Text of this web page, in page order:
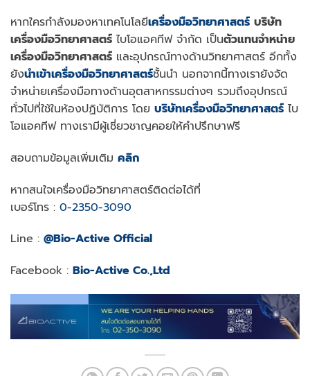
หากใครกำลังมองหาเทคโนโลยีเครื่องมือวิทยาศาสตร์ บริษัท
เครื่องมือวิทยาศาสตร์ ไบโอแอคทีฟ จำกัด เป็นตัวแทนจำหน่าย
เครื่องมือวิทยาศาสตร์ และอุปกรณ์ทางด้านวิทยาศาสตร์ อีกทั้ง
ยังนำเข้าเครื่องมือวิทยาศาสตร์ชั้นนำ นอกจากนี้ทางเรายังจัด
จำหน่ายเครื่องมือทางด้านอุตสาหกรรมต่างๆ รวมถึงอุปกรณ์
ทั่วไปที่ใช้ในห้องปฏิบัติการ โดย บริษัทเครื่องมือวิทยาศาสตร์ ไบ
โอแอคทีฟ ทางเรามีผู้เชี่ยวชาญคอยให้คำปรึกษาฟรี
สอบถามข้อมูลเพิ่มเติม คลิก
หากสนใจเครื่องมือวิทยาศาสตร์ติดต่อได้ที่
เบอร์โทร : 0-2350-3090
Line : @Bio-Active Official
Facebook : Bio-Active Co.,Ltd